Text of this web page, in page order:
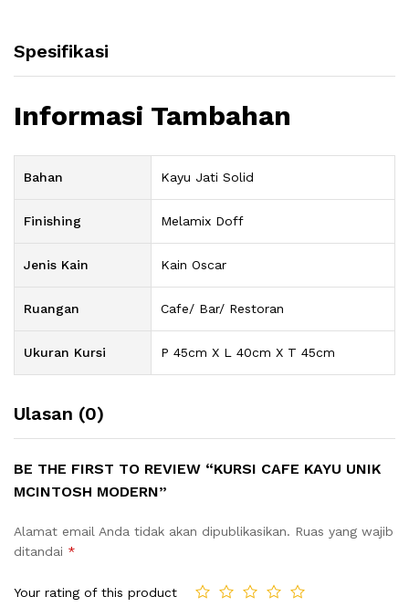
Spesifikasi
Informasi Tambahan
Bahan Kayu Jati Solid
Finishing Melamix Doff
Jenis Kain Kain Oscar
Ruangan Cafe/ Bar/ Restoran
Ukuran Kursi P 45cm X L 40cm X T 45cm
Ulasan (0)
BE THE FIRST TO REVIEW “KURSI CAFE KAYU UNIK
MCINTOSH MODERN”
Alamat email Anda tidak akan dipublikasikan. Ruas yang wajib
ditandai *
Your rating of this product